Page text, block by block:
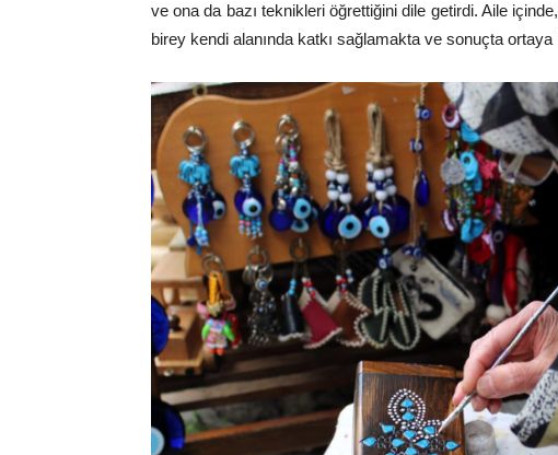
ve ona da bazı teknikleri öğrettiğini dile getirdi. Aile
birey kendi alanında katkı sağlamakta ve sonuçta